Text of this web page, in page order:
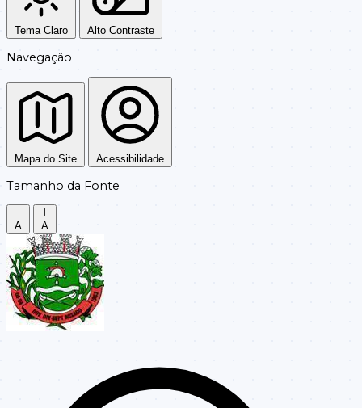
Tema Claro Alto Contraste
Navegação
Mapa do Site Acessibilidade
Tamanho da Fonte
A A